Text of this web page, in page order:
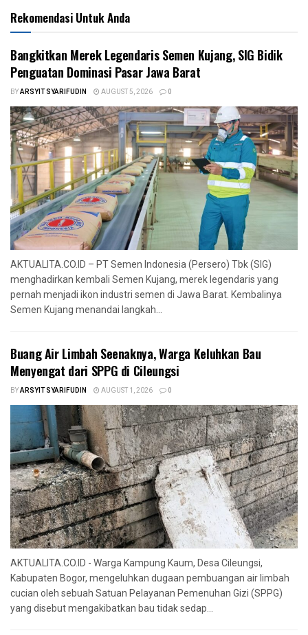
Rekomendasi Untuk Anda
‎Bangkitkan Merek Legendaris Semen Kujang, SIG Bidik
Penguatan Dominasi Pasar Jawa Barat
BYARSYIT SYARIFUDIN AUGUST 5, 2026 0
AKTUALITA.CO.ID – PT Semen Indonesia (Persero) Tbk (SIG)
menghadirkan kembali Semen Kujang, merek legendaris yang
pernah menjadi ikon industri semen di Jawa Barat. Kembalinya
Semen Kujang menandai langkah...
‎Buang Air Limbah Seenaknya, Warga Keluhkan Bau
Menyengat dari SPPG di Cileungsi
BYARSYIT SYARIFUDIN AUGUST 1, 2026 0
AKTUALITA.CO.ID - Warga Kampung Kaum, Desa Cileungsi,
Kabupaten Bogor, mengeluhkan dugaan pembuangan air limbah
cucian oleh sebuah Satuan Pelayanan Pemenuhan Gizi (SPPG)
yang disebut mengakibatkan bau tidak sedap...